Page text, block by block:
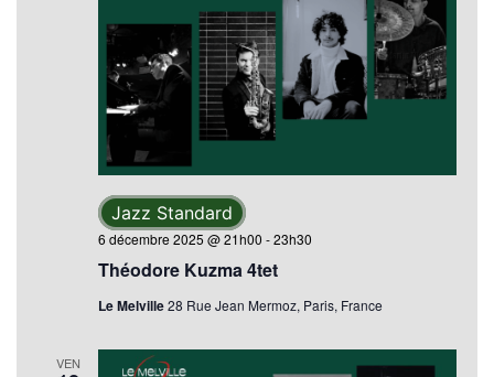
Théodore Kuzma 4tet
6 décembre 2025 @ 21h00 -23h30
Jazz Standard
Le Melville28 Rue Jean Mermoz, Paris, France
VEN